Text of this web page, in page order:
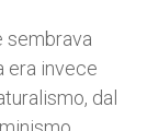
sembrava
era invece
dal